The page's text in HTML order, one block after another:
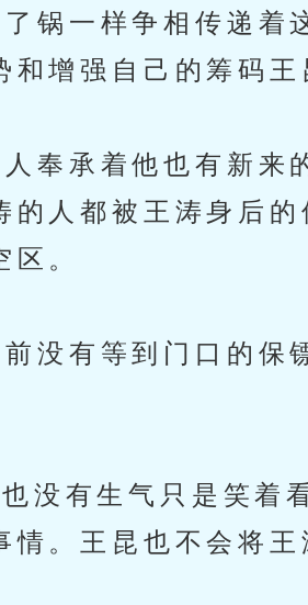
一样争相传递着
增强自己的筹码
承着他也有新来
人都被王涛身后
。
有等到门口的保
有生气只是笑着
。王昆也不会将